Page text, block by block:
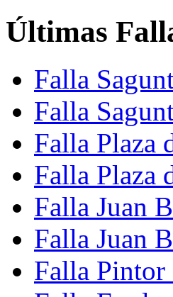
Últimas
Falla
Falla
Falla Plaza
Falla Plaza
Falla Juan
Falla Juan
Falla